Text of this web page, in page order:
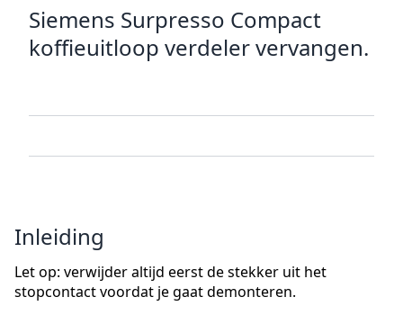
Siemens Surpresso Compact
koffieuitloop verdeler vervangen.
Inleiding
Let op: verwijder altijd eerst de stekker uit het
stopcontact voordat je gaat demonteren.